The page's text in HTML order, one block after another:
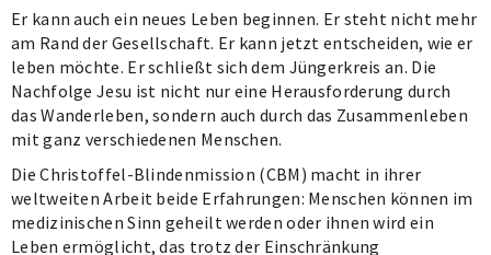
Er kann auch ein neues Leben beginnen. Er steht nicht mehr
am Rand der Gesellschaft. Er kann jetzt entscheiden, wie er
leben möchte. Er schließt sich dem Jüngerkreis an. Die
Nachfolge Jesu ist nicht nur eine Herausforderung durch
das Wanderleben, sondern auch durch das Zusammenleben
mit ganz verschiedenen Menschen.
Die Christoffel-Blindenmission (CBM) macht in ihrer
weltweiten Arbeit beide Erfahrungen: Menschen können im
medizinischen Sinn geheilt werden oder ihnen wird ein
Leben ermöglicht, das trotz der Einschränkung